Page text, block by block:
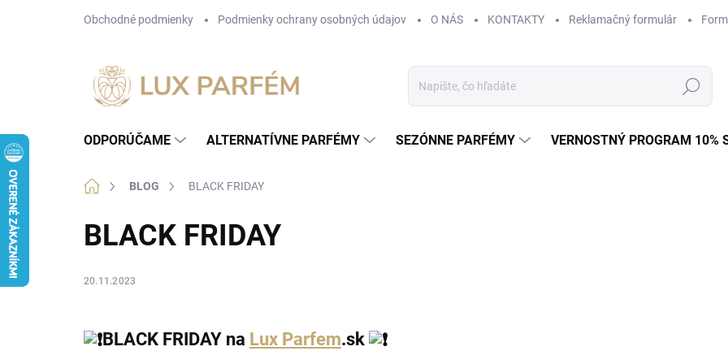
Obchodné podmienky Podmienky ochrany osobných údajov O NÁS KONTAKTY Reklamačný formulár
Hľadať
ODPORÚČAME ALTERNATÍVNE PARFÉMY SEZÓNNE PARFÉMY VERNOSTNÝ PROGRAM 10%
DomovBLOG BLACK FRIDAY
BLACK FRIDAY
20.11.2023
BLACK FRIDAY na Lux Parfem.sk